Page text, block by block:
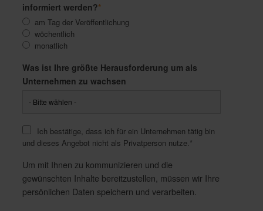
informiert werden?*
am Tag der Veröffentlichung
wöchentlich
monatlich
Was ist Ihre größte Herausforderung um als
Unternehmen zu wachsen
Ich bestätige, dass ich für ein Unternehmen tätig bin
und dieses Angebot nicht als Privatperson nutze. *
Um mit Ihnen zu kommunizieren und die
gewünschten Inhalte bereitzustellen, müssen wir Ihre
persönlichen Daten speichern und verarbeiten.